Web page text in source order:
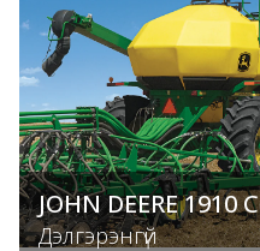
JOHN DEERE
Дэлгэрэнгүй